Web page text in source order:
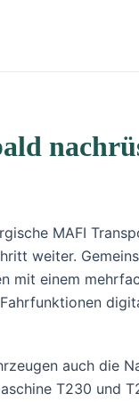
MAFI
weiter.
einem
auch die
T230 und